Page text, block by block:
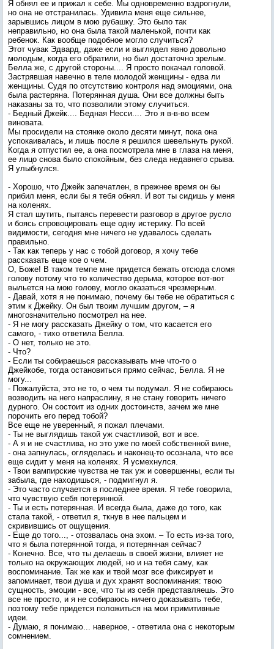
Я обнял ее и прижал к себе. Мы одновременно вздрогнули,
но она не отстранилась. Удивила меня еще сильнее,
зарывшись лицом в мою рубашку. Это было так
неправильно, но она была такой маленькой, почти как
ребенок. Как вообще подобное могло случиться?
Этот чувак Эдвард, даже если и выглядел явно довольно
молодым, когда его обратили, но был достаточно зрелым.
Белла же, с другой стороны.... Я просто покачал головой.
Застрявшая навечно в теле молодой женщины - едва ли
женщины. Судя по отсутствию контроля над эмоциями, она
была растеряна. Потерянная душа. Они все должны быть
наказаны за то, что позволили этому случиться.
- Бедный Джейк.... Бедная Несси.... Это я в-в-во всем
виновата.
Мы просидели на стоянке около десяти минут, пока она
успокаивалась, и лишь после я решился шевельнуть рукой.
Когда я отпустил ее, а она посмотрела мне в глаза на меня,
ее лицо снова было спокойным, без следа недавнего срыва.
Я улыбнулся.
- Хорошо, что Джейк запечатлен, в прежнее время он бы
прибил меня, если бы я тебя обнял. И вот ты сидишь у меня
на коленях.
Я стал шутить, пытаясь перевести разговор в другое русло
и боясь спровоцировать еще одну истерику. По всей
видимости, сегодня мне ничего не удавалось сделать
правильно.
- Так как теперь у нас с тобой договор, я хочу тебе
рассказать еще кое о чем.
О, Боже! В таком темпе мне придется бежать отсюда сломя
голову потому что то количество дерьма, которое вот-вот
выльется на мою голову, могло оказаться чрезмерным.
- Давай, хотя я не понимаю, почему бы тебе не обратиться с
этим к Джейку. Он был твоим лучшим другом, – я
многозначительно посмотрел на нее.
- Я не могу рассказать Джейку о том, что касается его
самого, - тихо ответила Белла.
- О нет, только не это.
- Что?
- Если ты собираешься рассказывать мне что-то о
Джейкобе, тогда остановиться прямо сейчас, Белла. Я не
могу...
- Пожалуйста, это не то, о чем ты подумал. Я не собираюсь
возводить на него напраслину, я не стану говорить ничего
дурного. Он состоит из одних достоинств, зачем же мне
порочить его перед тобой?
Все еще не уверенный, я пожал плечами.
- Ты не выглядишь такой уж счастливой, вот и все.
- А я и не счастлива, но это уже по моей собственной вине,
- она запнулась, огляделась и наконец-то осознала, что все
еще сидит у меня на коленях. Я усмехнулся.
- Твои вампирские чувства не так уж и совершенны, если ты
забыла, где находишься, - подмигнул я.
- Это часто случается в последнее время. Я тебе говорила,
что чувствую себя потерянной.
- Ты и есть потерянная. И всегда была, даже до того, как
стала такой, - ответил я, ткнув в нее пальцем и
скривившись от ощущения.
- Еще до того..., - отозвалась она эхом. – То есть из-за того,
что я была потерянной тогда, я потерянная сейчас?
- Конечно. Все, что ты делаешь в своей жизни, влияет не
только на окружающих людей, но и на тебя саму, как
воспоминание. Так же как и твой мозг все фиксирует и
запоминает, твои душа и дух хранят воспоминания: твою
сущность, эмоции - все, что ты из себя представляешь. Это
все не просто, и я не собираюсь ничего доказывать тебе,
поэтому тебе придется положиться на мои примитивные
идеи.
- Думаю, я понимаю... наверное, - ответила она с некоторым
сомнением.